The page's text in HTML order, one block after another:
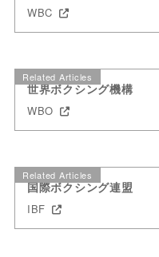
WBC
Related Articles
世界ボクシング機構
WBO
Related Articles
国際ボクシング連盟
IBF